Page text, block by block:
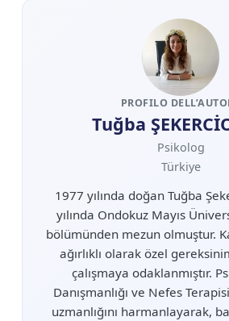
PROFILO
Tuğba
Psikolog
Türkiye
1977 yılında doğan Tuğba
yılında Ondokuz Mayıs
bölümünden mezun olmuştur.
ağırlıklı olarak özel
çalışmaya odaklanmıştır.
Danışmanlığı ve Nefes
uzmanlığını harmanlayarak,